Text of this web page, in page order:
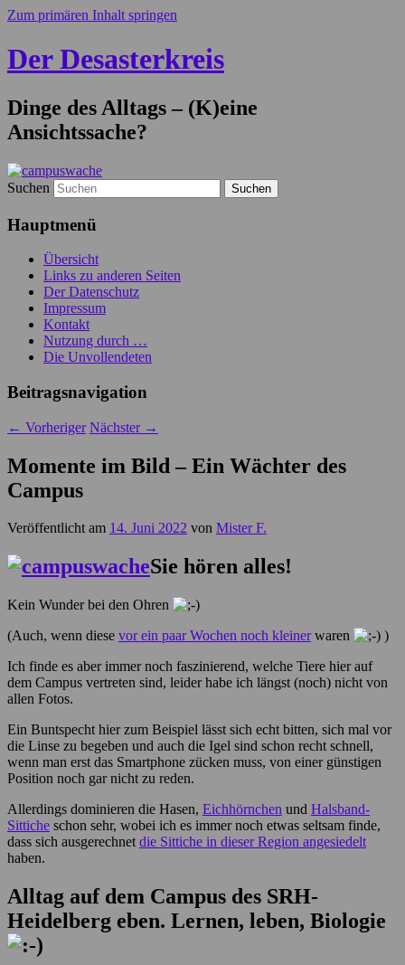
Zum primären Inhalt springen
Der Desasterkreis
Dinge des Alltags – (K)eine
Ansichtssache?
Suchen
Hauptmenü
Übersicht
Links zu anderen Seiten
Der Datenschutz
Impressum
Kontakt
Nutzung durch …
Die Unvollendeten
Beitragsnavigation
← Vorheriger Nächster →
Momente im Bild – Ein Wächter des
Campus
Veröffentlicht am 14. Juni 2022 von Mister F.
Sie hören alles!
Kein Wunder bei den Ohren
(Auch, wenn diese vor ein paar Wochen noch kleinerwaren
)
Ich finde es aber immer noch faszinierend, welche Tiere hier auf
dem Campus vertreten sind, leider habe ich längst (noch) nicht von
allen Fotos.
Ein Buntspecht hier zum Beispiel lässt sich echt bitten, sich mal vor
die Linse zu begeben und auch die Igel sind schon recht schnell,
wenn man erst das Smartphone zücken muss, von einer günstigen
Position noch gar nicht zu reden.
Allerdings dominieren die Hasen, Eichhörnchen und Halsband-
Sittiche schon sehr, wobei ich es immer noch etwas seltsam finde,
dass sich ausgerechnet die Sittiche in dieser Region angesiedelt
haben.
Alltag auf dem Campus des SRH-
Heidelberg eben. Lernen, leben, Biologie